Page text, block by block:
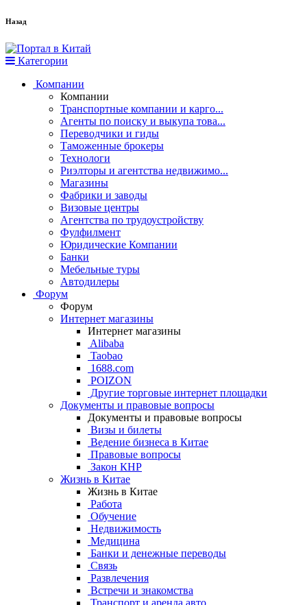
Назад
Категории
Компании
Компании
Транспортные компании и карго...
Агенты по поиску и выкупа това...
Переводчики и гиды
Таможенные брокеры
Технологи
Риэлторы и агентства недвижимо...
Магазины
Фабрики и заводы
Визовые центры
Агентства по трудоустройству
Фулфилмент
Юридические Компании
Банки
Мебельные туры
Автодилеры
Форум
Форум
Интернет магазины
Интернет магазины
Alibaba
Taobao
1688.com
POIZON
Другие торговые интернет площадки
Документы и правовые вопросы
Документы и правовые вопросы
Визы и билеты
Ведение бизнеса в Китае
Правовые вопросы
Закон КНР
Жизнь в Китае
Жизнь в Китае
Работа
Обучение
Недвижимость
Медицина
Банки и денежные переводы
Связь
Развлечения
Встречи и знакомства
Транспорт и аренда авто